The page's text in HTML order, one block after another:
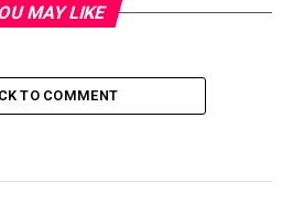
MAY LIKE
TO COMMENT